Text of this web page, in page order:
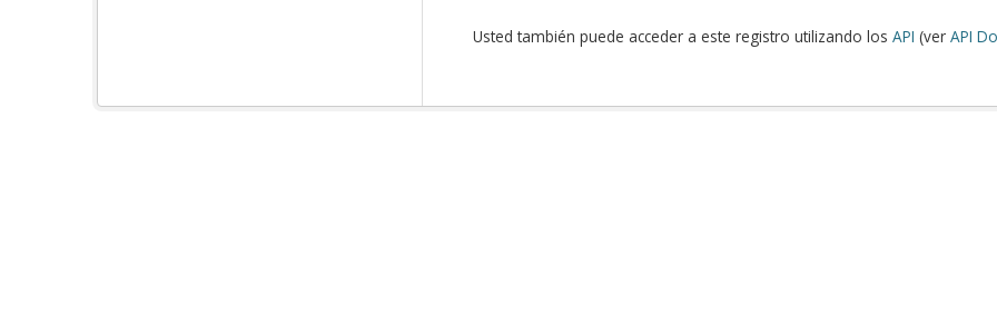
Usted también puede acceder a este registro utilizando los API (ver API